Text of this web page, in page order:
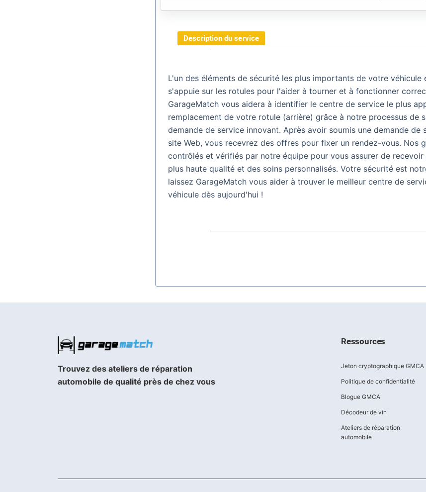
Description du service
L'un des éléments de sécurité les plus importants de votre véhicule
s'appuie sur les rotules pour l'aider à tourner et à fonctionner
GarageMatch vous aidera à identifier le centre de service le plus
remplacement de votre rotule (arrière) grâce à notre processus de
demande de service innovant. Après avoir soumis une demande de
site Web, vous recevrez des offres pour fixer un rendez-vous. Nos
contrôlés et vérifiés par notre équipe pour vous assurer de recevoir
plus haute qualité et des soins personnalisés. Votre sécurité est
laissez GarageMatch vous aider à trouver le meilleur centre de
véhicule dès aujourd'hui !
Trouvez des ateliers de réparation
automobile de qualité près de chez vous
Ressources
Jeton cryptographique GMCA
Politique de confidentialité
Blogue GMCA
Décodeur de vin
Ateliers de réparation
automobile